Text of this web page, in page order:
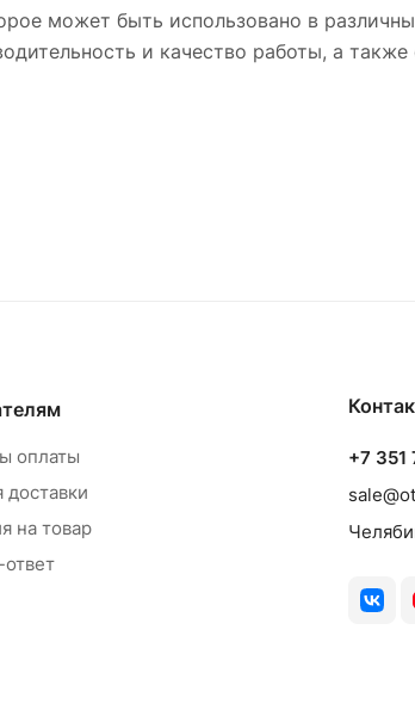
может быть использовано в
и качество работы, а также
оплаты
доставки
на товар
+7 351